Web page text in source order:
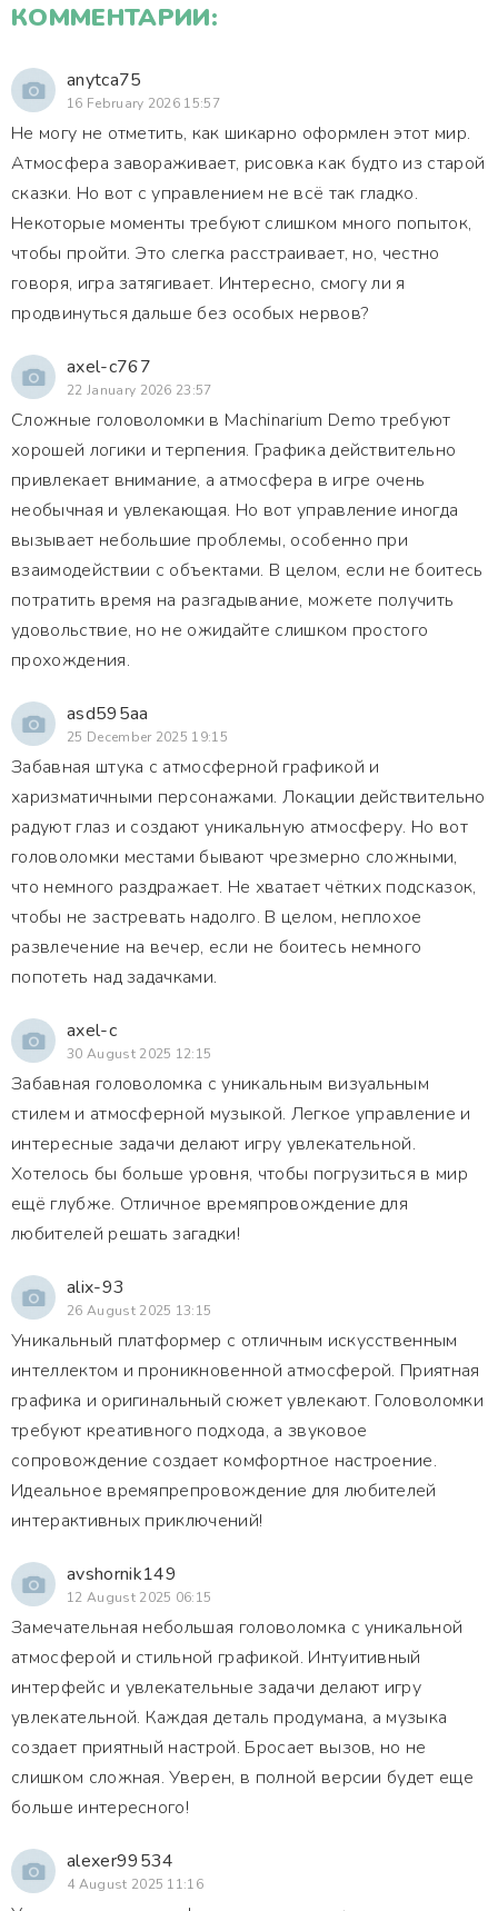
КОММЕНТАРИИ:
anytca75
16 February 2026 15:57
Не могу не отметить, как шикарно оформлен этот мир.
Атмосфера завораживает, рисовка как будто из старой
сказки. Но вот с управлением не всё так гладко.
Некоторые моменты требуют слишком много попыток,
чтобы пройти. Это слегка расстраивает, но, честно
говоря, игра затягивает. Интересно, смогу ли я
продвинуться дальше без особых нервов?
axel-c767
22 January 2026 23:57
Сложные головоломки в Machinarium Demo требуют
хорошей логики и терпения. Графика действительно
привлекает внимание, а атмосфера в игре очень
необычная и увлекающая. Но вот управление иногда
вызывает небольшие проблемы, особенно при
взаимодействии с объектами. В целом, если не боитесь
потратить время на разгадывание, можете получить
удовольствие, но не ожидайте слишком простого
прохождения.
asd595aa
25 December 2025 19:15
Забавная штука с атмосферной графикой и
харизматичными персонажами. Локации действительно
радуют глаз и создают уникальную атмосферу. Но вот
головоломки местами бывают чрезмерно сложными,
что немного раздражает. Не хватает чётких подсказок,
чтобы не застревать надолго. В целом, неплохое
развлечение на вечер, если не боитесь немного
попотеть над задачками.
axel-c
30 August 2025 12:15
Забавная головоломка с уникальным визуальным
стилем и атмосферной музыкой. Легкое управление и
интересные задачи делают игру увлекательной.
Хотелось бы больше уровня, чтобы погрузиться в мир
ещё глубже. Отличное времяпровождение для
любителей решать загадки!
alix-93
26 August 2025 13:15
Уникальный платформер с отличным искусственным
интеллектом и проникновенной атмосферой. Приятная
графика и оригинальный сюжет увлекают. Головоломки
требуют креативного подхода, а звуковое
сопровождение создает комфортное настроение.
Идеальное времяпрепровождение для любителей
интерактивных приключений!
avshornik149
12 August 2025 06:15
Замечательная небольшая головоломка с уникальной
атмосферой и стильной графикой. Интуитивный
интерфейс и увлекательные задачи делают игру
увлекательной. Каждая деталь продумана, а музыка
создает приятный настрой. Бросает вызов, но не
слишком сложная. Уверен, в полной версии будет еще
больше интересного!
alexer99534
4 August 2025 11:16